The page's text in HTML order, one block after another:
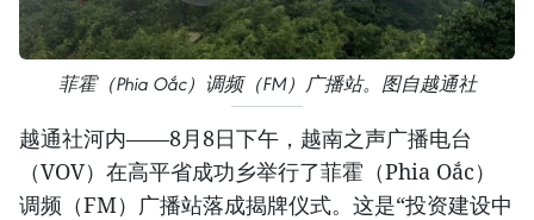
菲霍（Phia Oắc）调频（FM）广播站。图自越通社
越通社河内——8月8日下午，越南之声广播电台
（VOV）在高平省成功乡举行了菲霍（Phia Oắc）
调频（FM）广播站落成揭牌仪式。这是“投资建设中